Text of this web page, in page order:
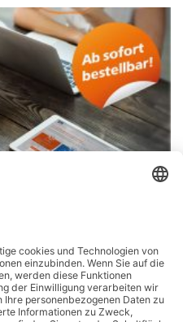
sofort bestellbar
für Firmenkunden
30. April bestellen, erhalten